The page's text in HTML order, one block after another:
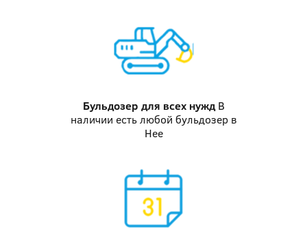
Бульдозер для всех нужд В
наличии есть любой бульдозер в
Нее